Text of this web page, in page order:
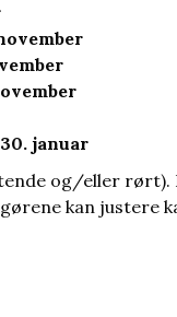
30. januar
og/eller rørt).
kan justere